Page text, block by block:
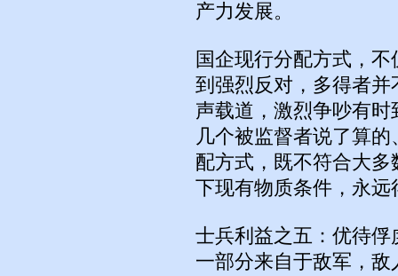
产力发展。
国企现行分配方式，
到强烈反对，多得者
声载道，激烈争吵有
几个被监督者说了算
配方式，既不符合大
下现有物质条件，永
士兵利益之五：优待
一部分来自于敌军，